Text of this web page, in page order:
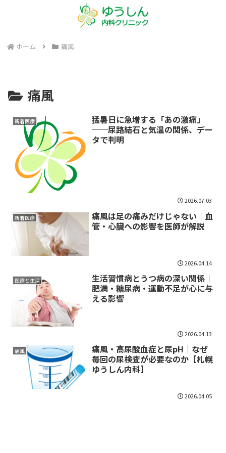
ホーム 痛風
痛風
新着医療
猛暑日に急増する「あの激痛」
──尿路結石と気温の関係、デー
タで判明
2026.07.03
新着医療
痛風は足の痛みだけじゃない｜血
管・心臓への影響を医師が解説
2026.04.14
医療と生活
生活習慣病とうつ病の深い関係｜
肥満・糖尿病・運動不足が心に与
える影響
2026.04.13
痛風
痛風・高尿酸血症と尿pH｜なぜ
毎回の尿検査が必要なのか【札幌
ゆうしん内科】
2026.04.05